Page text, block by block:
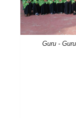
Guru -